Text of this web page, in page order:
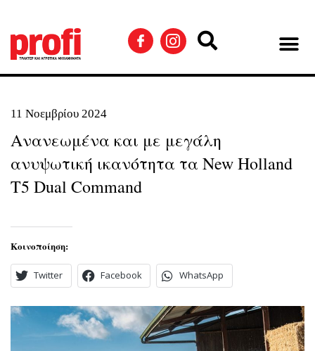
11 Νοεμβρίου 2024
Ανανεωμένα και με μεγάλη
ανυψωτική ικανότητα τα New Holland
T5 Dual Command
Κοινοποίηση:
Twitter Facebook WhatsApp